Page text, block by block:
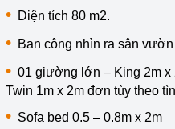
Diện tích 80 m2.
Ban công nhìn ra sân vườn
01 giường lớn – King 2m x
Twin 1m x 2m đơn tùy theo
Sofa bed 0.5 – 0.8m x 2m